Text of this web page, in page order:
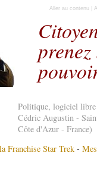
prenez
Politique, logiciel libre
Cédric Augustin -
Côte d'Azur - France)
Aller au contenu
Franchise Star Trek -